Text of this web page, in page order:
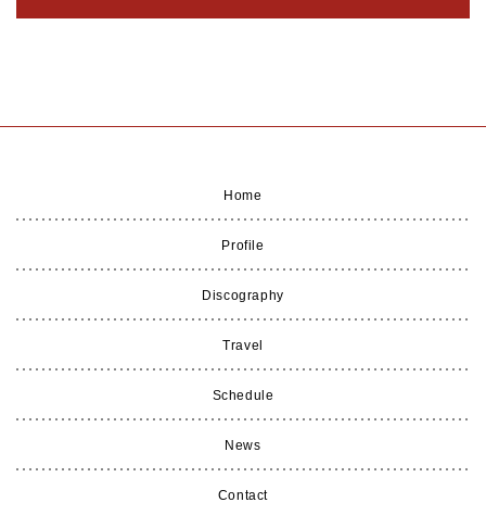
Home
Profile
Discography
Travel
Schedule
News
Contact